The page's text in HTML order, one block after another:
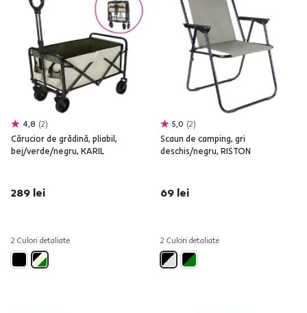
4,8 2
Cărucior de grădină, pliabil,
bej/verde/negru, KARIL
289 lei
2 Culori detaliate
5,0 2
Scaun de camping, gri
deschis/negru, RISTON
69 lei
2 Culori detaliate